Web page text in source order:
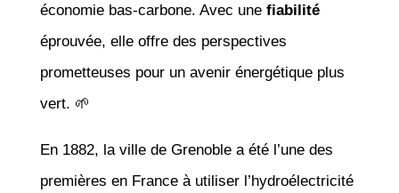
économie bas-carbone. Avec une fiabilité
éprouvée, elle offre des perspectives
prometteuses pour un avenir énergétique plus
vert. 🌱
En 1882, la ville de Grenoble a été l’une des
premières en France à utiliser l’hydroélectricité